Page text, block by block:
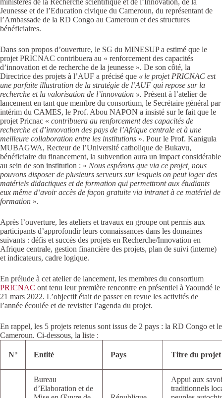
ministères de la Recherche scientifique et de l’Innovation, de la
Jeunesse et de l’Education civique du Cameroun, du représentant de
l’Ambassade de la RD Congo au Cameroun et des structures
bénéficiaires.
Dans son propos d’ouverture, le SG du MINESUP a estimé que le
projet PRICNAC contribuera au « renforcement des capacités
d’innovation et de recherche de la jeunesse ». De son côté, la
Directrice des projets à l’AUF a précisé que « le projet PRICNAC est
une parfaite illustration de la stratégie de l’AUF qui repose sur la
recherche et la valorisation de l’innovation ». Présent à l’atelier de
lancement en tant que membre du consortium, le Secrétaire général par
intérim du CAMES, le Prof. Abou NAPON a insisté sur le fait que le
projet Pricnac « contribuera au renforcement des capacités de
recherche et d’innovation des pays de l’Afrique centrale et à une
meilleure collaboration entre les institutions ». Pour le Prof. Kanigula
MUBAGWA, Recteur de l’Université catholique de Bukavu,
bénéficiaire du financement, la subvention aura un impact considérable
au sein de son institution : « Nous espérons que via ce projet, nous
pouvons disposer de plusieurs serveurs sur lesquels on peut loger des
matériels didactiques et de formation qui permettront aux étudiants
eux même d’avoir accès de façon gratuite via intranet à ce matériel de
formation ».
Après l’ouverture, les ateliers et travaux en groupe ont permis aux
participants d’approfondir leurs connaissances dans les domaines
suivants : défis et succès des projets en Recherche/Innovation en
Afrique centrale, gestion financière des projets, plan de suivi (interne)
et indicateurs, cadre logique.
En prélude à cet atelier de lancement, les membres du consortium
PRICNAC ont tenu leur première rencontre en présentiel à Yaoundé le
21 mars 2022. L’objectif était de passer en revue les activités de
l’année écoulée et de revisiter l’agenda du projet.
En rappel, les 5 projets retenus sont issus de 2 pays : la RD Congo et le
Cameroun. Ci-dessous, la liste :
N° Entité Pays Titre du projet
Bureau
d’Elaboration et de
Appui aux
traditionnels